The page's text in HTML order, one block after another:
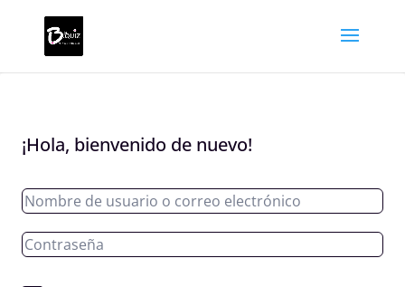
¡Hola, bienvenido de nuevo!